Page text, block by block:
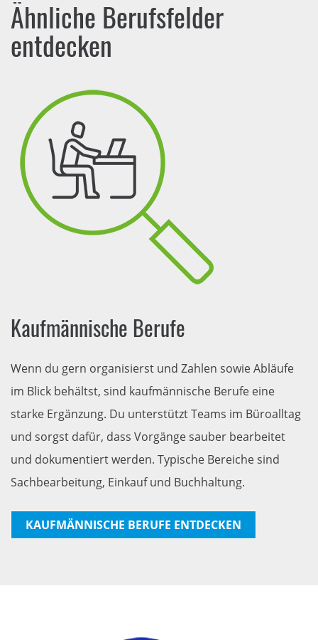
Ähnliche Berufsfelder
entdecken
Kaufmännische Berufe
Wenn du gern organisierst und Zahlen sowie Abläufe
im Blick behältst, sind kaufmännische Berufe eine
starke Ergänzung. Du unterstützt Teams im Büroalltag
und sorgst dafür, dass Vorgänge sauber bearbeitet
und dokumentiert werden. Typische Bereiche sind
Sachbearbeitung, Einkauf und Buchhaltung.
KAUFMÄNNISCHE BERUFE ENTDECKEN